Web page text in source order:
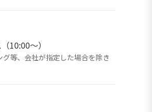
10:00〜）
等、会社が指定した場合を除き